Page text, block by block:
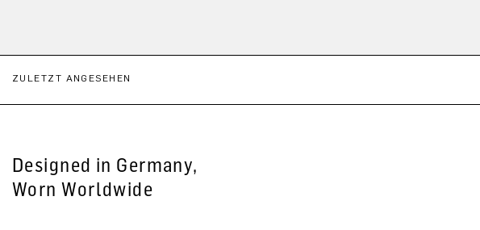
ZULETZT ANGESEHEN
Designed in Germany,
Worn Worldwide